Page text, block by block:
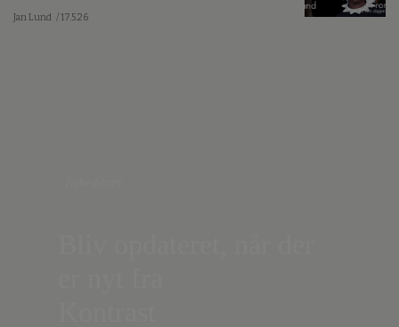
Jan Lund / 17.5.26